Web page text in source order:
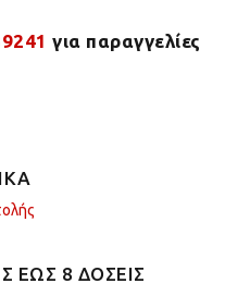
για παραγγελίες
ΕΩΣ 8 ΔΟΣΕΙΣ